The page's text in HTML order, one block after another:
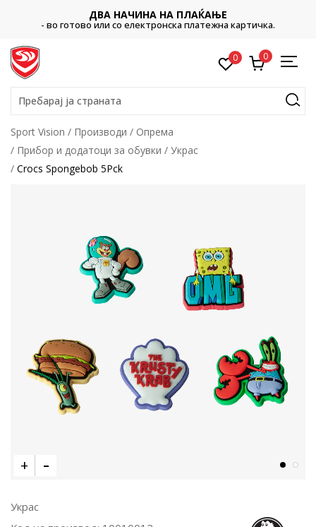
ДВА НАЧИНА НА ПЛАЌАЊЕ
- во готово или со електронска платежна картичка.
0 0
Пребарај ја страната
Sport Vision Производи
Опрема
Прибор и додатоци за обувки
Украс
Crocs Spongebob 5Pck
Украс